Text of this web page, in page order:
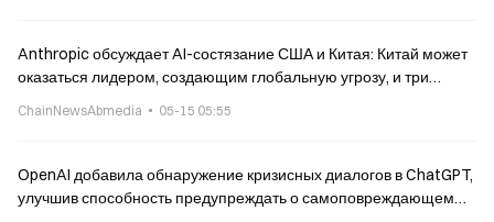
Anthropic обсуждает AI-состязание США и Китая: Китай может
оказаться лидером, создающим глобальную угрозу, и три
ChainNewsAbmedia 05-15 05:55
OpenAI добавила обнаружение кризисных диалогов в ChatGPT,
улучшив способность предупреждать о самоповреждающем